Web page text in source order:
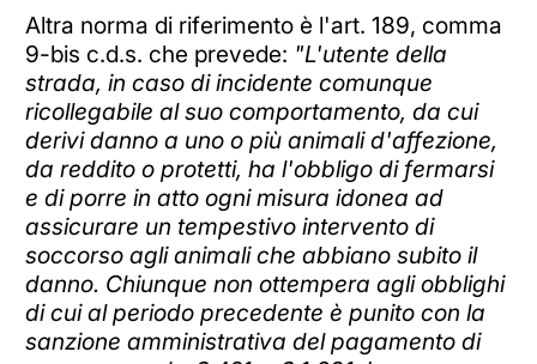
Altra norma di riferimento è l'art. 189, comma
9-bis c.d.s. che prevede: "L'utente della
strada, in caso di incidente comunque
ricollegabile al suo comportamento, da cui
derivi danno a uno o più animali d'affezione,
da reddito o protetti, ha l'obbligo di fermarsi
e di porre in atto ogni misura idonea ad
assicurare un tempestivo intervento di
soccorso agli animali che abbiano subito il
danno. Chiunque non ottempera agli obblighi
di cui al periodo precedente è punito con la
sanzione amministrativa del pagamento di